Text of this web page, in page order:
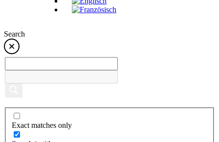
Search
Exact matches only